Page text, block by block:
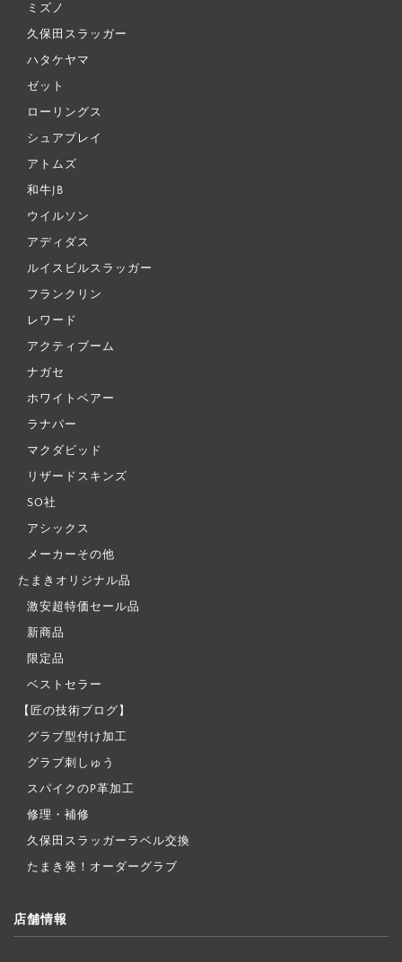
ミズノ
久保田スラッガー
ハタケヤマ
ゼット
ローリングス
シュアプレイ
アトムズ
和牛JB
ウイルソン
アディダス
ルイスビルスラッガー
フランクリン
レワード
アクティブーム
ナガセ
ホワイトベアー
ラナパー
マクダビッド
リザードスキンズ
SO社
アシックス
メーカーその他
たまきオリジナル品
激安超特価セール品
新商品
限定品
ベストセラー
【匠の技術ブログ】
グラブ型付け加工
グラブ刺しゅう
スパイクのP革加工
修理・補修
久保田スラッガーラベル交換
たまき発！オーダーグラブ
店舗情報